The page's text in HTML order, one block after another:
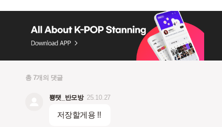
총 7개의 댓글
뿅탯_반모방 25.10.27
저장할게용 !!